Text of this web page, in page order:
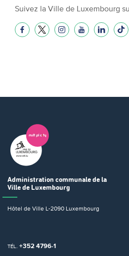
Suivez la Ville de Luxembourg
Administration communale de la
Ville de Luxembourg
Hôtel de Ville L-2090 Luxembourg
TÉL. +352 4796-1